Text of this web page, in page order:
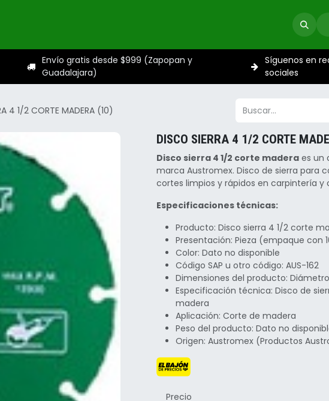
Envío gratis desde $999 (Zapopan y
Guadalajara)
Síguenos en
sociales
4 1/2 CORTE MADERA (10)
DISCO SIERRA 4 1/2 CORTE
Disco sierra 4 1/2 corte madera es un
marca Austromex. Disco de sierra para
cortes limpios y rápidos en carpintería y
Especificaciones técnicas:
Producto: Disco sierra 4 1/2 corte
Presentación: Pieza (empaque con
Color: Dato no disponible
Código SAP u otro código: AUS-162
Dimensiones del producto:
Especificación técnica: Disco de
madera
Aplicación: Corte de madera
Peso del producto: Dato no
Origen: Austromex (Productos
Precio